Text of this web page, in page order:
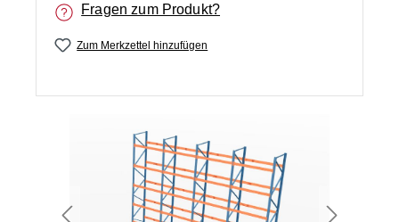
Fragen zum Produkt?
Zum Merkzettel hinzufügen